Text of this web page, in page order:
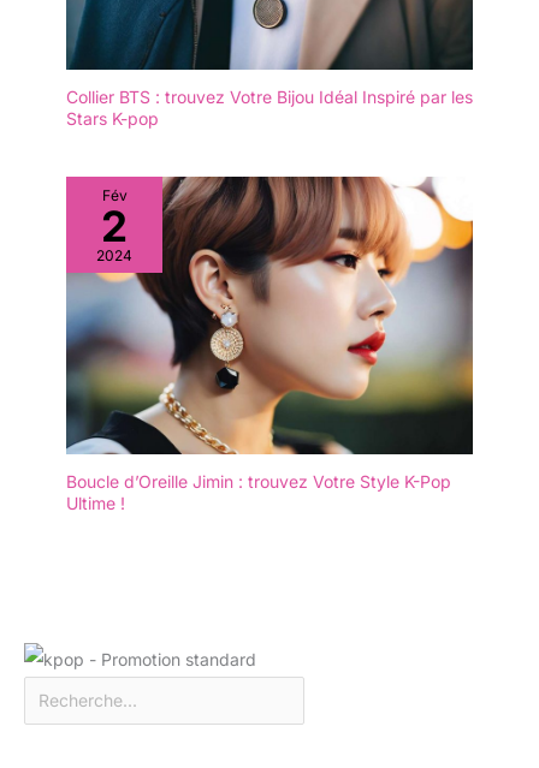
Collier BTS : trouvez Votre Bijou Idéal Inspiré par les
Stars K-pop
Fév
2
2024
Boucle d’Oreille Jimin : trouvez Votre Style K-Pop
Ultime !